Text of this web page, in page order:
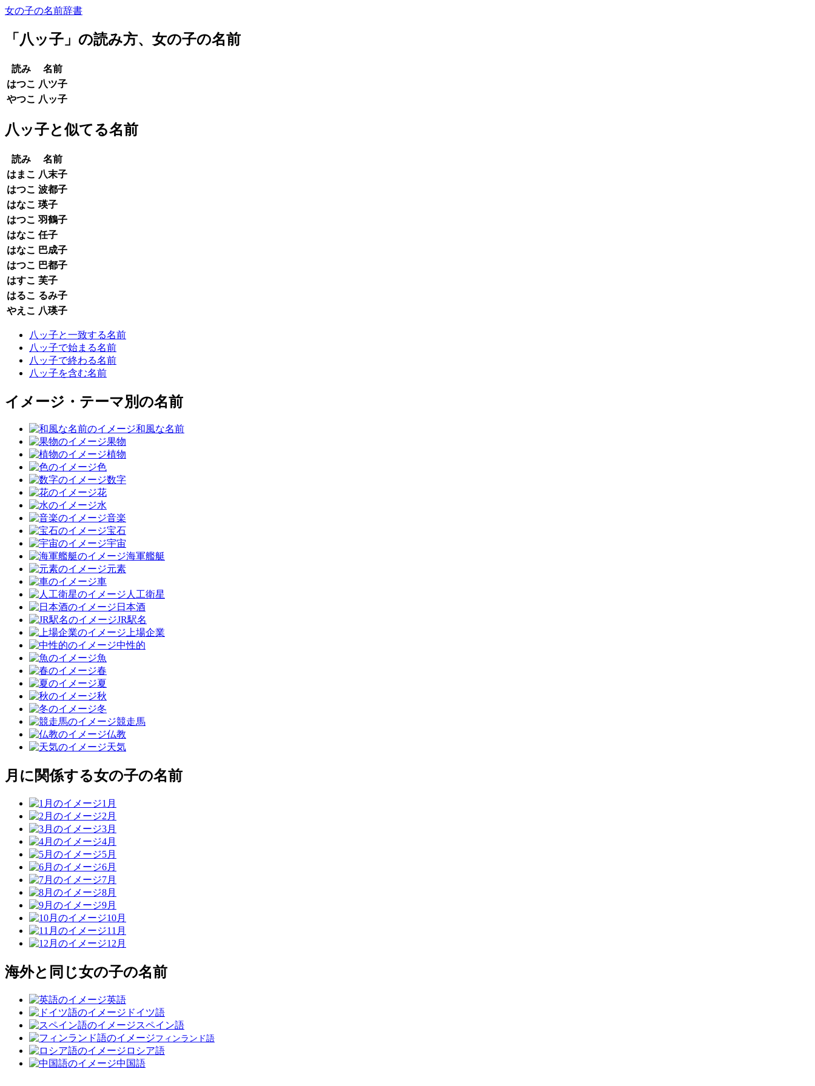
女の子の名前辞書
「 八ッ子 」の読み方、女の子の名前
読み
名前
はつこ 八ツ子
やつこ 八ッ子
八ッ子と似てる名前
読み
名前
はまこ 八末子
はつこ 波都子
はなこ 瑛子
はつこ 羽鶴子
はなこ 任子
はなこ
巴成子
はつこ
巴都子
はすこ 芙子
はるこ るみ子
やえこ 八瑛子
八ッ子と一致する名前
八ッ子で始まる名前
八ッ子で終わる名前
八ッ子を含む名前
イメージ・テーマ別の名前
和風な名前
果物
植物
色
数字
花
水
音楽
宝石
宇宙
海軍艦艇
元素
車
人工衛星
日本酒
JR駅名
上場企業
中性的
魚
春
夏
秋
冬
競走馬
仏教
天気
月に関係する女の子の名前
1月
2月
3月
4月
5月
6月
7月
8月
9月
10月
11月
12月
海外と同じ女の子の名前
英語
ドイツ語
スペイン語
フィンランド語
ロシア語
中国語